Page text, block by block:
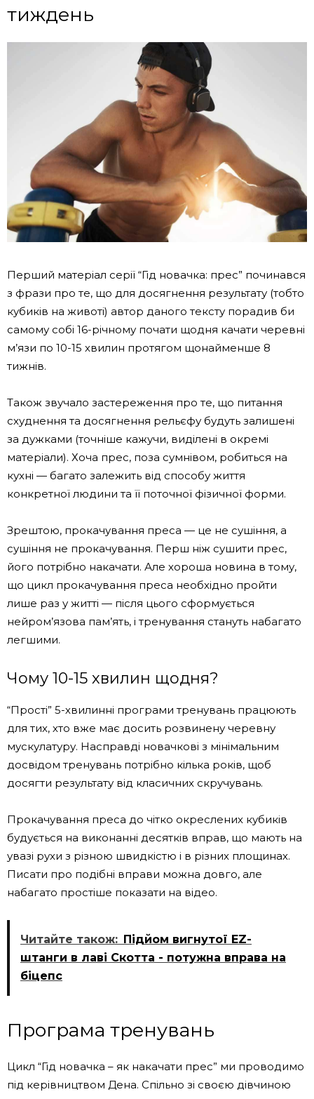
тиждень
Перший матеріал серії “Гід новачка: прес” починався
з фрази про те, що для досягнення результату (тобто
кубиків на животі) автор даного тексту порадив би
самому собі 16-річному почати щодня качати черевні
м’язи по 10-15 хвилин протягом щонайменше 8
тижнів.
Також звучало застереження про те, що питання
схуднення та досягнення рельєфу будуть залишені
за дужками (точніше кажучи, виділені в окремі
матеріали). Хоча прес, поза сумнівом, робиться на
кухні — багато залежить від способу життя
конкретної людини та її поточної фізичної форми.
Зрештою, прокачування преса — це не сушіння, а
сушіння не прокачування. Перш ніж сушити прес,
його потрібно накачати. Але хороша новина в тому,
що цикл прокачування преса необхідно пройти
лише раз у житті — після цього сформується
нейром’язова пам’ять, і тренування стануть набагато
легшими.
Чому 10-15 хвилин щодня?
“Прості” 5-хвилинні програми тренувань працюють
для тих, хто вже має досить розвинену черевну
мускулатуру. Насправді новачкові з мінімальним
досвідом тренувань потрібно кілька років, щоб
досягти результату від класичних скручувань.
Прокачування преса до чітко окреслених кубиків
будується на виконанні десятків вправ, що мають на
увазі рухи з різною швидкістю і в різних площинах.
Писати про подібні вправи можна довго, але
набагато простіше показати на відео.
Читайте також: Підйом вигнутої EZ-
штанги в лаві Скотта - потужна вправа на
біцепс
Програма тренувань
Цикл “Гід новачка – як накачати прес” ми проводимо
під керівництвом Дена. Спільно зі своєю дівчиною